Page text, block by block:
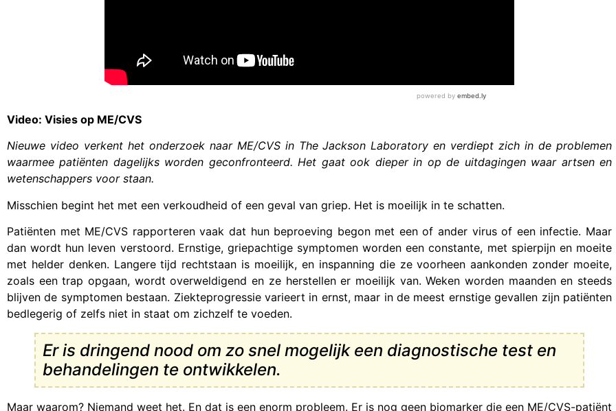
Video: Visies op ME/CVS
Nieuwe video verkent het onderzoek naar ME/CVS in The Jackson Laboratory en verdiept zich in de problemen
waarmee patiënten dagelijks worden geconfronteerd. Het gaat ook dieper in op de uitdagingen waar artsen en
wetenschappers voor staan.
Misschien begint het met een verkoudheid of een geval van griep. Het is moeilijk in te schatten.
Patiënten met ME/CVS rapporteren vaak dat hun beproeving begon met een of ander virus of een infectie. Maar
dan wordt hun leven verstoord. Ernstige, griepachtige symptomen worden een constante, met spierpijn en moeite
met helder denken. Langere tijd rechtstaan is moeilijk, en inspanning die ze voorheen aankonden zonder moeite,
zoals een trap opgaan, wordt overweldigend en ze herstellen er moeilijk van. Weken worden maanden en steeds
blijven de symptomen bestaan. Ziekteprogressie varieert in ernst, maar in de meest ernstige gevallen zijn patiënten
bedlegerig of zelfs niet in staat om zichzelf te voeden.
Er is dringend nood om zo snel mogelijk een diagnostische test en
behandelingen te ontwikkelen.
Maar waarom? Niemand weet het. En dat is een enorm probleem. Er is nog geen biomarker die een ME/CVS-patiënt